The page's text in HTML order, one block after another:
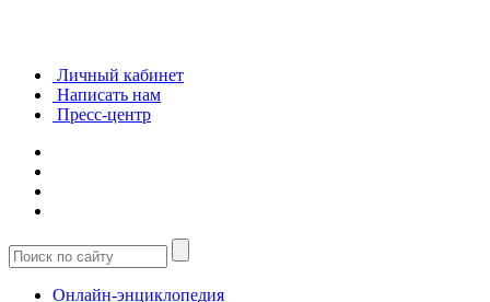
Личный кабинет
Написать нам
Пресс-центр
Онлайн-энциклопедия